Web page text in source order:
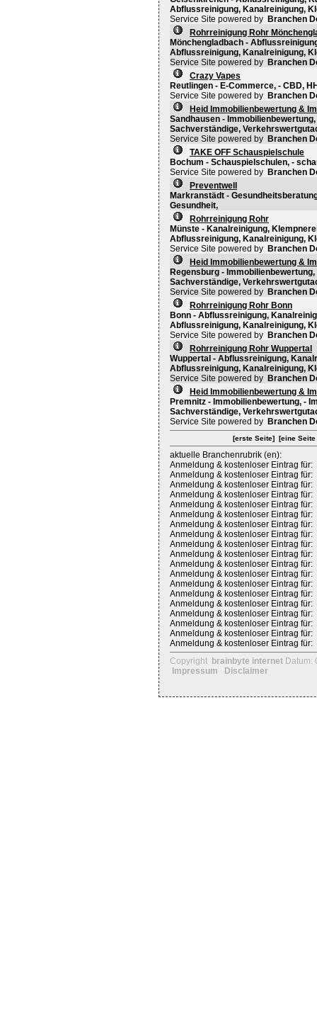
Abflussreinigung, Kanalreinigung,
Service Site powered by Branchen
Rohrreinigung Rohr
Mönchengladbach -
Abflussreinigung, Kanalreinigung,
Service Site powered by Branchen
Crazy Vapes
Reutlingen - E-Commerce, - CBD,
Service Site powered by Branchen
Heid Immobilienbewertung &
Sandhausen -
Sachverständige,
Service Site powered by Branchen
TAKE OFF Schauspielschule
Bochum - Schauspielschulen, -
Service Site powered by Branchen
Preventwell
Markranstädt -
Gesundheit,
Rohrreinigung Rohr
Münste - Kanalreinigung,
Abflussreinigung, Kanalreinigung,
Service Site powered by Branchen
Heid Immobilienbewertung &
Regensburg -
Sachverständige,
Service Site powered by Branchen
Rohrreinigung Rohr Bonn
Bonn - Abflussreinigung,
Abflussreinigung, Kanalreinigung,
Service Site powered by Branchen
Rohrreinigung Rohr Wuppertal
Wuppertal - Abflussreinigung,
Abflussreinigung, Kanalreinigung,
Service Site powered by Branchen
Heid Immobilienbewertung &
Premnitz - Immobilienbewertung, -
Sachverständige,
Service Site powered by Branchen
[erste Seite] [eine
aktuelle Branchenrubrik (en):
Anmeldung & kostenloser Eintrag für:
Anmeldung & kostenloser Eintrag für:
Anmeldung & kostenloser Eintrag für:
Anmeldung & kostenloser Eintrag für:
Anmeldung & kostenloser Eintrag für:
Anmeldung & kostenloser Eintrag für:
Anmeldung & kostenloser Eintrag für:
Anmeldung & kostenloser Eintrag für:
Anmeldung & kostenloser Eintrag für:
Anmeldung & kostenloser Eintrag für:
Anmeldung & kostenloser Eintrag für:
Anmeldung & kostenloser Eintrag für:
Anmeldung & kostenloser Eintrag für:
Anmeldung & kostenloser Eintrag für:
Anmeldung & kostenloser Eintrag für:
Anmeldung & kostenloser Eintrag für:
Anmeldung & kostenloser Eintrag für:
Anmeldung & kostenloser Eintrag für:
Anmeldung & kostenloser Eintrag für:
Copyright brainbyte internet Datum:
Impressum
Disclaimer